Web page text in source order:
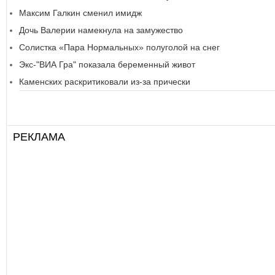
Максим Галкин сменил имидж
Дочь Валерии намекнула на замужество
Солистка «Пара Нормальных» полуголой на снег
Экс-"ВИА Гра" показала беременный живот
Каменских раскритиковали из-за прически
РЕКЛАМА